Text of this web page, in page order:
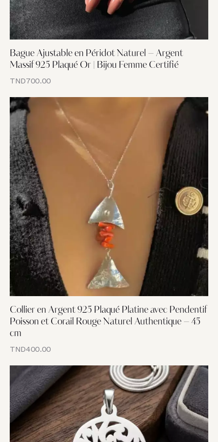
Bague Ajustable en Péridot Naturel – Argent
Massif 925 Plaqué Or | Bijou Femme Certifié
TND700.00
Collier en Argent 925 Plaqué Platine avec Pendentif
Poisson et Corail Rouge Naturel Authentique – 45
cm
TND400.00